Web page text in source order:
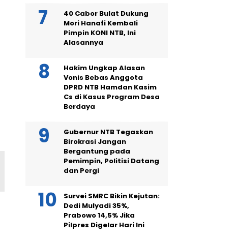
40 Cabor Bulat Dukung
Mori Hanafi Kembali
Pimpin KONI NTB, Ini
Alasannya
Hakim Ungkap Alasan
Vonis Bebas Anggota
DPRD NTB Hamdan Kasim
Cs di Kasus Program Desa
Berdaya
Gubernur NTB Tegaskan
Birokrasi Jangan
Bergantung pada
Pemimpin, Politisi Datang
dan Pergi
Survei SMRC Bikin Kejutan:
Dedi Mulyadi 35%,
Prabowo 14,5% Jika
Pilpres Digelar Hari Ini